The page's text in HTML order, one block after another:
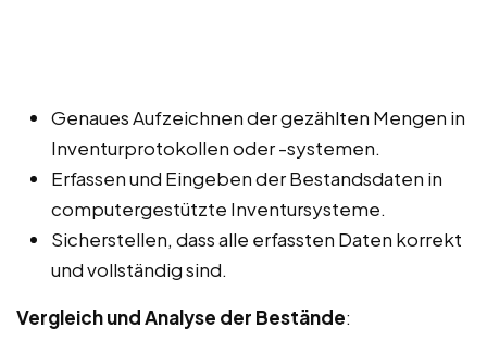
Genaues Aufzeichnen der gezählten Mengen in
Inventurprotokollen oder -systemen.
Erfassen und Eingeben der Bestandsdaten in
computergestützte Inventursysteme.
Sicherstellen, dass alle erfassten Daten korrekt
und vollständig sind.
Vergleich und Analyse der Bestände: